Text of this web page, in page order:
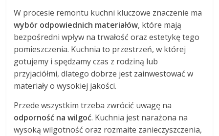
W procesie remontu kuchni kluczowe znaczenie ma
wybór odpowiednich materiałów, które mają
bezpośredni wpływ na trwałość oraz estetykę tego
pomieszczenia. Kuchnia to przestrzeń, w której
gotujemy i spędzamy czas z rodziną lub
przyjaciółmi, dlatego dobrze jest zainwestować w
materiały o wysokiej jakości.
Przede wszystkim trzeba zwrócić uwagę na
odporność na wilgoć. Kuchnia jest narażona na
wysoką wilgotność oraz rozmaite zanieczyszczenia,